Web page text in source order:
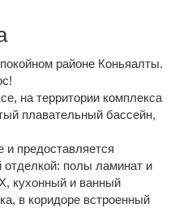
районе Коньяалты.
на территории комплекса
плавательный бассейн,
и предоставляется
отделкой: полы ламинат и
кухонный и ванный
в коридоре встроенный